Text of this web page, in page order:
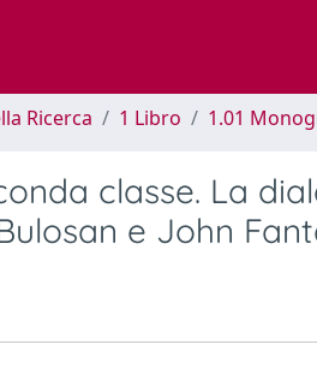
Ricerca 1 Libro 1.01
classe. La
e John